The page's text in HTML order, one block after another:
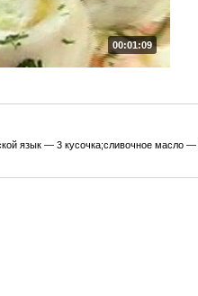
00:01:09
язык — 3 кусочка;сливочное